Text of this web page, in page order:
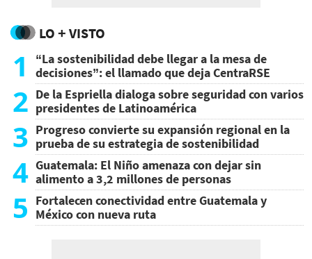
LO + VISTO
1
“La sostenibilidad debe llegar a la mesa de
decisiones”: el llamado que deja CentraRSE
2 De la Espriella dialoga sobre seguridad con varios
presidentes de Latinoamérica
3 Progreso convierte su expansión regional en la
prueba de su estrategia de sostenibilidad
4 Guatemala: El Niño amenaza con dejar sin
alimento a 3,2 millones de personas
5 Fortalecen conectividad entre Guatemala y
México con nueva ruta